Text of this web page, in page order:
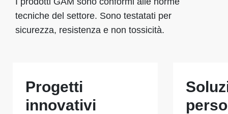
tecniche del settore. Sono testatati per
sicurezza, resistenza e non tossicità.
Progetti
innovativi